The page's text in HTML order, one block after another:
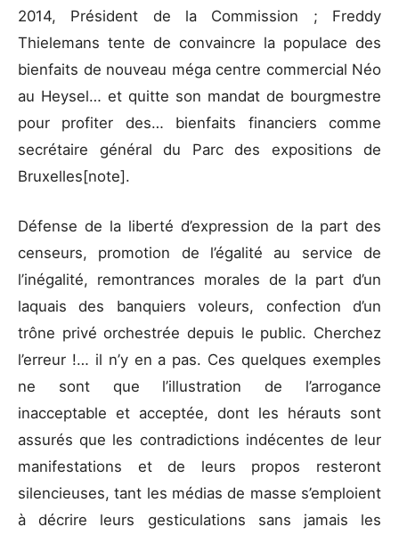
2014, Président de la Commission ; Freddy
Thielemans tente de convaincre la populace des
bienfaits de nouveau méga centre commercial Néo
au Heysel… et quitte son mandat de bourgmestre
pour profiter des… bienfaits financiers comme
secrétaire général du Parc des expositions de
Bruxelles[note].
Défense de la liberté d’expression de la part des
censeurs, promotion de l’égalité au service de
l’inégalité, remontrances morales de la part d’un
laquais des banquiers voleurs, confection d’un
trône privé orchestrée depuis le public. Cherchez
l’erreur !… il n’y en a pas. Ces quelques exemples
ne sont que l’illustration de l’arrogance
inacceptable et acceptée, dont les hérauts sont
assurés que les contradictions indécentes de leur
manifestations et de leurs propos resteront
silencieuses, tant les médias de masse s’emploient
à décrire leurs gesticulations sans jamais les